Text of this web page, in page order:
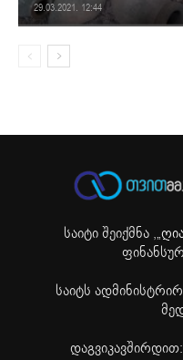
29.03.2021. 12:44
საიტი შეიქმნა ,
საიტს